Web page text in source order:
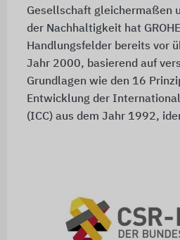
Gesellschaft gleichermaßen
der Nachhaltigkeit hat
Handlungsfelder bereits vor
Jahr 2000, basierend auf
Grundlagen wie den 16
Entwicklung der
(ICC) aus dem Jahr 1992,